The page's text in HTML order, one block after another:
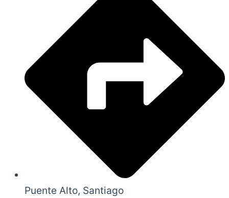
Puente Alto, Santiago